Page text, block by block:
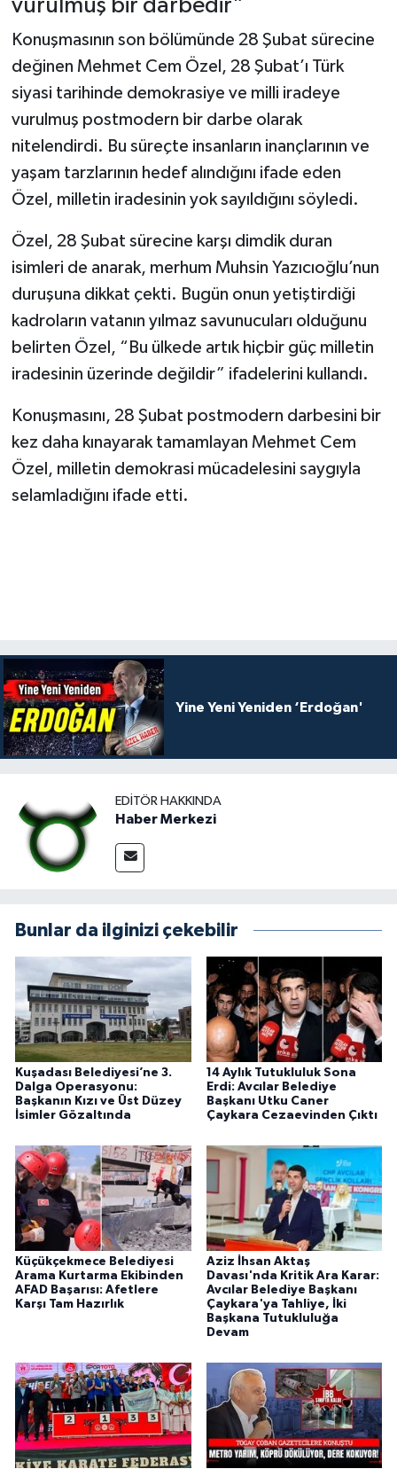
vurulmuş bir darbedir”
Konuşmasının son bölümünde 28 Şubat sürecine
değinen Mehmet Cem Özel, 28 Şubat’ı Türk
siyasi tarihinde demokrasiye ve milli iradeye
vurulmuş postmodern bir darbe olarak
nitelendirdi. Bu süreçte insanların inançlarının ve
yaşam tarzlarının hedef alındığını ifade eden
Özel, milletin iradesinin yok sayıldığını söyledi.
Özel, 28 Şubat sürecine karşı dimdik duran
isimleri de anarak, merhum Muhsin Yazıcıoğlu’nun
duruşuna dikkat çekti. Bugün onun yetiştirdiği
kadroların vatanın yılmaz savunucuları olduğunu
belirten Özel, “Bu ülkede artık hiçbir güç milletin
iradesinin üzerinde değildir” ifadelerini kullandı.
Konuşmasını, 28 Şubat postmodern darbesini bir
kez daha kınayarak tamamlayan Mehmet Cem
Özel, milletin demokrasi mücadelesini saygıyla
selamladığını ifade etti.
Yine Yeni Yeniden ‘Erdoğan'
EDITÖR HAKKINDA
Haber Merkezi
Bunlar da ilginizi çekebilir
Kuşadası Belediyesi’ne 3.
Dalga Operasyonu:
Başkanın Kızı ve Üst Düzey
İsimler Gözaltında
14 Aylık Tutukluluk Sona
Erdi: Avcılar Belediye
Başkanı Utku Caner
Çaykara Cezaevinden Çıktı
Küçükçekmece Belediyesi
Arama Kurtarma Ekibinden
AFAD Başarısı: Afetlere
Karşı Tam Hazırlık
Aziz İhsan Aktaş
Davası'nda Kritik Ara Karar:
Avcılar Belediye Başkanı
Çaykara'ya Tahliye, İki
Başkana Tutukluluğa
Devam